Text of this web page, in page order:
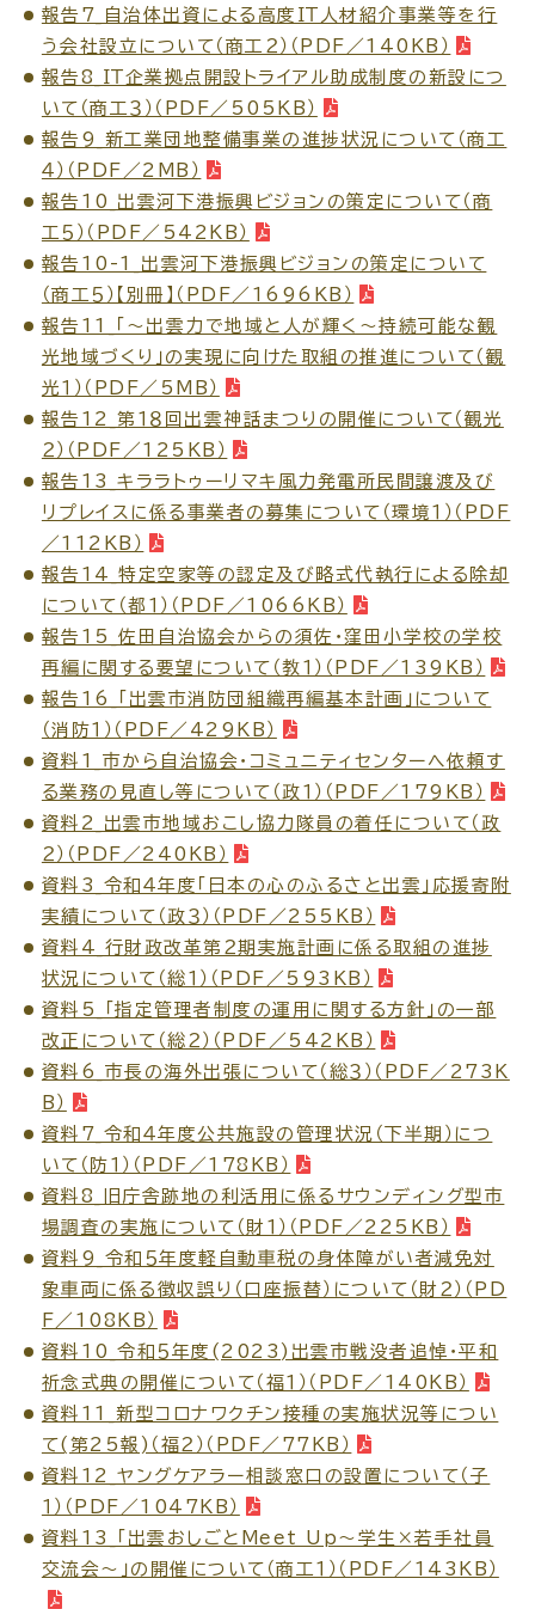
サイトマップ
報告7_自治体出資による高度ＩＴ人材紹介事業等を行
う会社設立について（商工２）（PDF／140KB）
報告8_ＩＴ企業拠点開設トライアル助成制度の新設につ
いて（商工３）（PDF／505KB）
報告9_新工業団地整備事業の進捗状況について（商工
４）（PDF／2MB）
報告10_出雲河下港振興ビジョンの策定について（商
工５）（PDF／542KB）
報告10-1_出雲河下港振興ビジョンの策定について
（商工５）【別冊】（PDF／1696KB）
報告11_「～出雲力で地域と人が輝く～持続可能な観
光地域づくり」の実現に向けた取組の推進について（観
光１）（PDF／5MB）
報告12_第１８回出雲神話まつりの開催について（観光
２）（PDF／125KB）
報告13_キララトゥーリマキ風力発電所民間譲渡及び
リプレイスに係る事業者の募集について（環境１）（PDF
／112KB）
報告14_特定空家等の認定及び略式代執行による除却
について（都１）（PDF／1066KB）
報告15_佐田自治協会からの須佐・窪田小学校の学校
再編に関する要望について（教１）（PDF／139KB）
報告16_「出雲市消防団組織再編基本計画」について
（消防１）（PDF／429KB）
資料1_市から自治協会・コミュニティセンターへ依頼す
る業務の見直し等について（政１）（PDF／179KB）
資料2_出雲市地域おこし協力隊員の着任について（政
２）（PDF／240KB）
資料3_令和４年度「日本の心のふるさと出雲」応援寄附
実績について（政３）（PDF／255KB）
資料4_行財政改革第２期実施計画に係る取組の進捗
状況について（総１）（PDF／593KB）
資料5_「指定管理者制度の運用に関する方針」の一部
改正について（総２）（PDF／542KB）
資料6_市長の海外出張について（総３）（PDF／273K
B）
資料7_令和４年度公共施設の管理状況（下半期）につ
いて（防１）（PDF／178KB）
資料8_旧庁舎跡地の利活用に係るサウンディング型市
場調査の実施について（財１）（PDF／225KB）
資料9_令和５年度軽自動車税の身体障がい者減免対
象車両に係る徴収誤り（口座振替）について（財２）（PD
F／108KB）
資料10_令和５年度(2023)出雲市戦没者追悼・平和
祈念式典の開催について（福１）（PDF／140KB）
資料11_新型コロナワクチン接種の実施状況等につい
て(第25報)（福２）（PDF／77KB）
資料12_ヤングケアラー相談窓口の設置について（子
１）（PDF／1047KB）
資料13_「出雲おしごとMeet Up～学生×若手社員
交流会～」の開催について（商工１）（PDF／143KB）